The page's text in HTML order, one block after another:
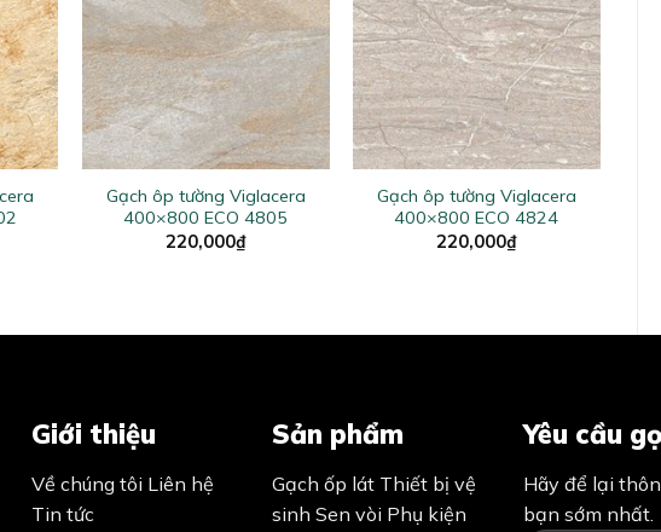
+
Gạch ôp tường Viglacera
400×800 ECO 4805
220,000₫
+
Gạch ôp tường Viglacera
400×800 ECO 4824
220,000₫
Giới thiệu
Về chúng tôi Liên hệ
Tin tức
Sản phẩm
Gạch ốp lát Thiết bị vệ
sinh Sen vòi Phụ kiện
Yêu cầu
Hãy để lại
bạn sớm nhất.